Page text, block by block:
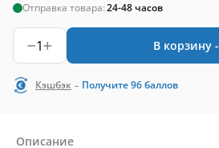
Отправка товара:24-48 часов
1 В корзину -
Кэшбэк - Получите96баллов
Описание